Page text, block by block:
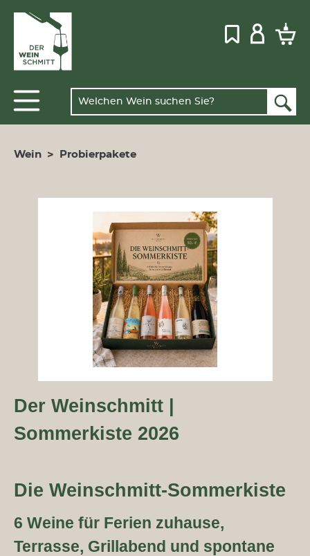
Wein > Probierpakete
Der Weinschmitt |
Sommerkiste 2026
Die Weinschmitt-Sommerkiste
6 Weine für Ferien zuhause,
Terrasse, Grillabend und spontane